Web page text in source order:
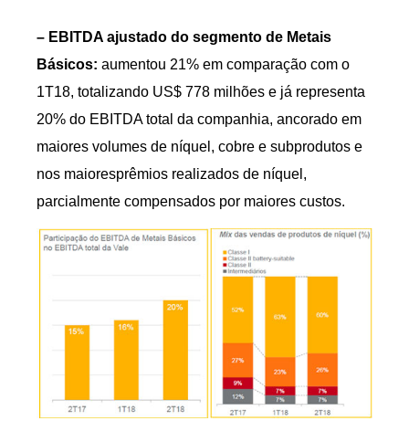
– EBITDA ajustado do segmento de Metais
Básicos: aumentou 21% em comparação com o
1T18, totalizando US$ 778 milhões e já representa
20% do EBITDA total da companhia, ancorado em
maiores volumes de níquel, cobre e subprodutos e
nos maioresprêmios realizados de níquel,
parcialmente compensados por maiores custos.